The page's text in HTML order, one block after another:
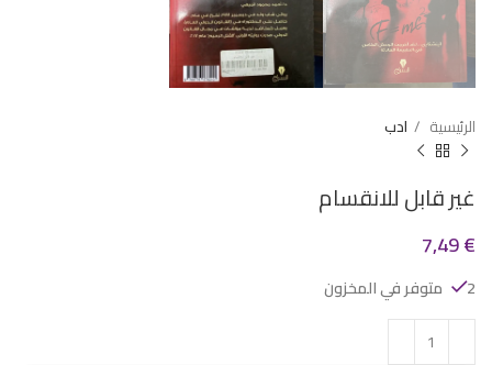
الرئيسية ادب
غير قابل للانقسام
7,49€
2 متوفر في المخزون